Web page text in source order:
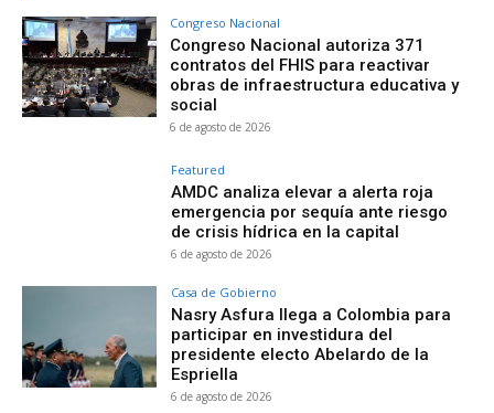
Congreso Nacional
Congreso Nacional autoriza 371
contratos del FHIS para reactivar
obras de infraestructura educativa y
social
6 de agosto de 2026
Featured
AMDC analiza elevar a alerta roja
emergencia por sequía ante riesgo
de crisis hídrica en la capital
6 de agosto de 2026
Casa de Gobierno
Nasry Asfura llega a Colombia para
participar en investidura del
presidente electo Abelardo de la
Espriella
6 de agosto de 2026